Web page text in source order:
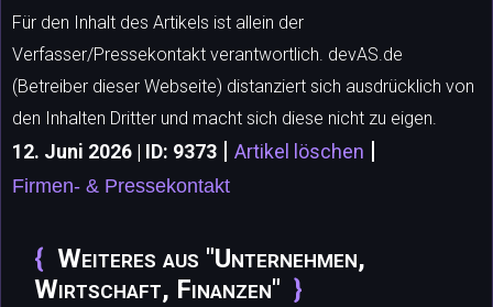
Für den Inhalt des Artikels ist allein der
Verfasser/Pressekontakt verantwortlich. devAS.de
(Betreiber dieser Webseite) distanziert sich ausdrücklich von
den Inhalten Dritter und macht sich diese nicht zu eigen.
12. Juni 2026 | ID: 9373 | Artikel löschen |
Firmen- & Pressekontakt
Weiteres aus "Unternehmen,
Wirtschaft, Finanzen"